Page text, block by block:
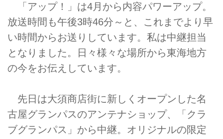
「アップ！」は4月から内容パワーアップ。
放送時間も午後3時46分～と、これまでより早
い時間からお送りしています。私は中継担当
となりました。日々様々な場所から東海地方
の今をお伝えしています。
先日は大須商店街に新しくオープンした名
古屋グランパスのアンテナショップ、「クラ
ブグランパス」から中継。オリジナルの限定